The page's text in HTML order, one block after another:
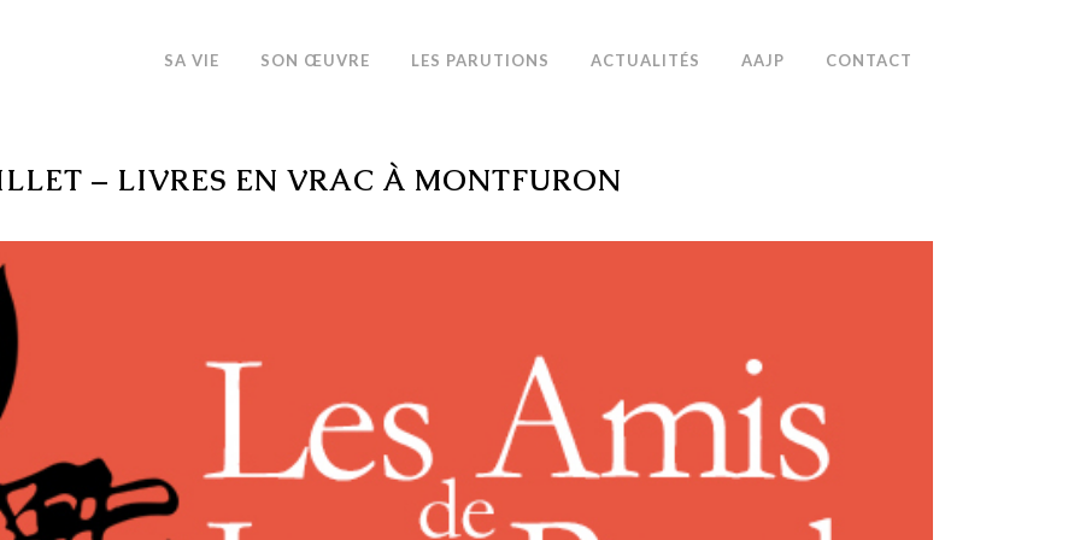
SA VIE SON ŒUVRE LES PARUTIONS ACTUALITÉS AAJP CONTACT
– LIVRES EN VRAC À MONTFURON